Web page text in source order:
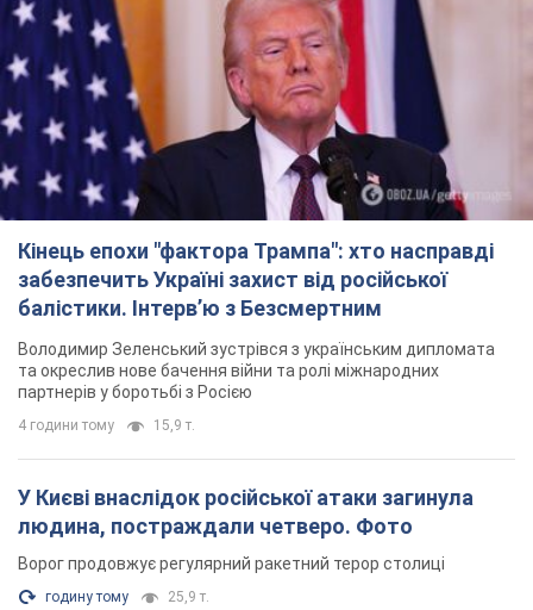
Кінець епохи "фактора Трампа": хто насправді
забезпечить Україні захист від російської
балістики. Інтерв’ю з Безсмертним
Володимир Зеленський зустрівся з українським дипломата
та окреслив нове бачення війни та ролі міжнародних
партнерів у боротьбі з Росією
4 години тому 15,9 т.
У Києві внаслідок російської атаки загинула
людина, постраждали четверо. Фото
Ворог продовжує регулярний ракетний терор столиці
годину тому 25,9 т.